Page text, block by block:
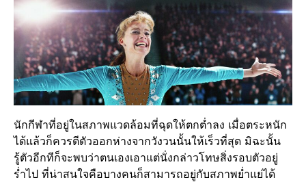
นักกีฬาที่อยู่ในสภาพแวดล้อมที่ฉุดให้ตกต่ำลง เมื่อตระหนัก
ได้แล้วก็ควรตีตัวออกห่างจากวังวนนั้นให้เร็วที่สุด มิฉะนั้น
รู้ตัวอีกทีก็จะพบว่าตนเองเอาแต่นั่งกล่าวโทษสิ่งรอบตัวอยู่
ร่ำไป ที่น่าสนใจคือบางคนก็สามารถอยู่กับสภาพย่ำแย่ได้